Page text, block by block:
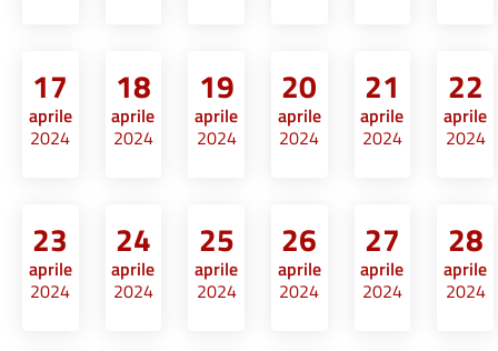
17
aprile
2024
18
aprile
2024
19
aprile
2024
20
aprile
2024
21
aprile
2024
22
aprile
2024
23
aprile
2024
24
aprile
2024
25
aprile
2024
26
aprile
2024
27
aprile
2024
28
aprile
2024